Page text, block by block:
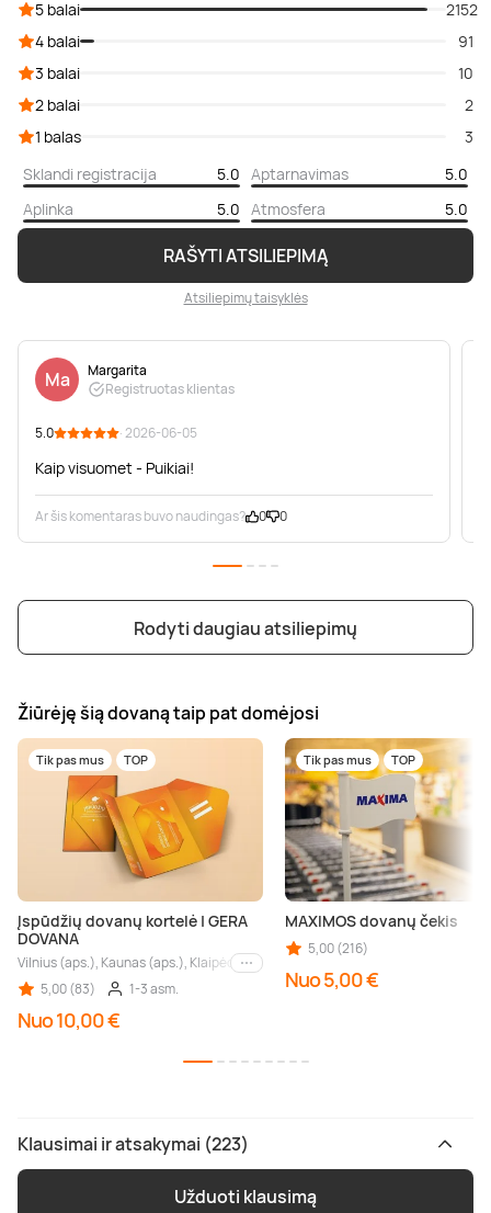
RAŠYTI ATSILIEPIMĄ
Atsiliepimų taisyklės
5 balai
2152
4 balai
91
3 balai
10
2 balai
2
1 balas
3
Sklandi registracija
5.0 Aptarnavimas
5.0
Aplinka
5.0 Atmosfera 5.0
Ma
Margarita
Registruotas klientas
5.0 · 2026-06-05
Kaip visuomet - Puikiai!
Ar šis komentaras buvo naudingas? 0 0
Rodyti daugiau atsiliepimų
Žiūrėję šią dovaną taip pat domėjosi
Tik pas mus TOP
Įspūdžių dovanų kortelė | GERA
DOVANA
Vilnius (aps.), Kaunas (aps.), Klaipėda (aps.), Palanga (aps.), Nida (aps.),
Kiti miestai
5,00 (83)
1-3 asm.
Nuo 10,00 €
Tik pas mus TOP
MAXIMOS dovanų čekis
5,00 (216)
Nuo 5,00 €
Klausimai ir atsakymai (223)
Užduoti klausimą